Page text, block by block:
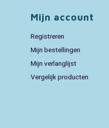
Mijn account
Registreren
Mijn bestellingen
Mijn verlanglijst
Vergelijk producten